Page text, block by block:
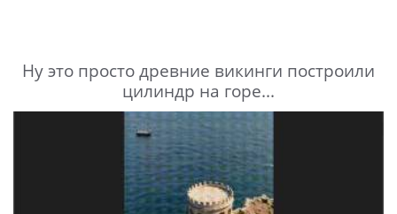
Ну это просто древние викинги построили
цилиндр на горе...